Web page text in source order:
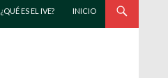
¿QUÉ ES EL IVE? INICIO